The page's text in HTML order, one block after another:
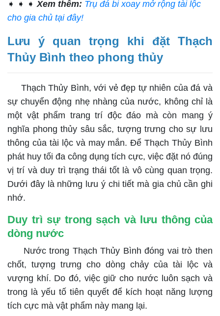
➧ ➧ ➧ Xem thêm: Trụ đá bi xoay mở rộng tài lộc
cho gia chủ tại đây!
Lưu ý quan trọng khi đặt Thạch
Thủy Bình theo phong thủy
Thạch Thủy Bình, với vẻ đẹp tự nhiên của đá và
sự chuyển động nhẹ nhàng của nước, không chỉ là
một vật phẩm trang trí độc đáo mà còn mang ý
nghĩa phong thủy sâu sắc, tượng trưng cho sự lưu
thông của tài lộc và may mắn. Để Thạch Thủy Bình
phát huy tối đa công dụng tích cực, việc đặt nó đúng
vị trí và duy trì trạng thái tốt là vô cùng quan trọng.
Dưới đây là những lưu ý chi tiết mà gia chủ cần ghi
nhớ.
Duy trì sự trong sạch và lưu thông của
dòng nước
Nước trong Thạch Thủy Bình đóng vai trò then
chốt, tượng trưng cho dòng chảy của tài lộc và
vượng khí. Do đó, việc giữ cho nước luôn sạch và
trong là yếu tố tiên quyết để kích hoạt năng lượng
tích cực mà vật phẩm này mang lại.